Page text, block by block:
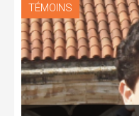
TÉMOINS